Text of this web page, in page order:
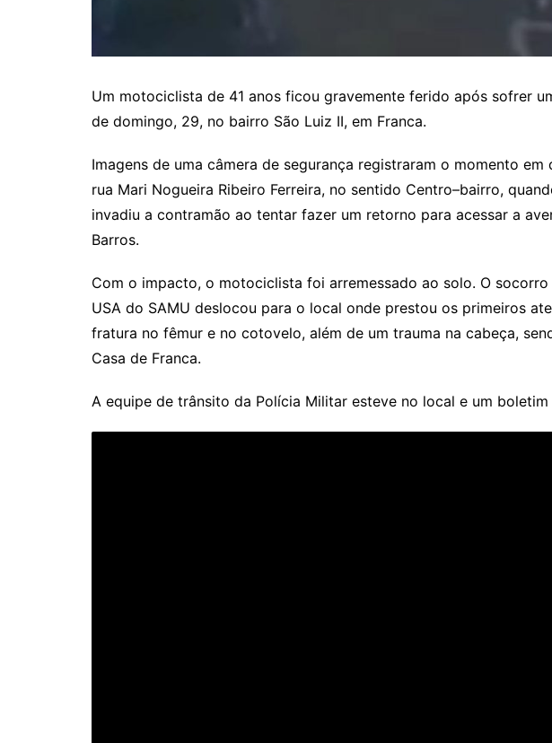
Um motociclista de 41 anos ficou gravemente ferido após sofrer
de domingo, 29, no bairro São Luiz II, em Franca.
Imagens de uma câmera de segurança registraram o momento
rua Mari Nogueira Ribeiro Ferreira, no sentido Centro–bairro,
invadiu a contramão ao tentar fazer um retorno para acessar a
Barros.
Com o impacto, o motociclista foi arremessado ao solo. O
USA do SAMU deslocou para o local onde prestou os primeiros
fratura no fêmur e no cotovelo, além de um trauma na cabeça,
Casa de Franca.
A equipe de trânsito da Polícia Militar esteve no local e um